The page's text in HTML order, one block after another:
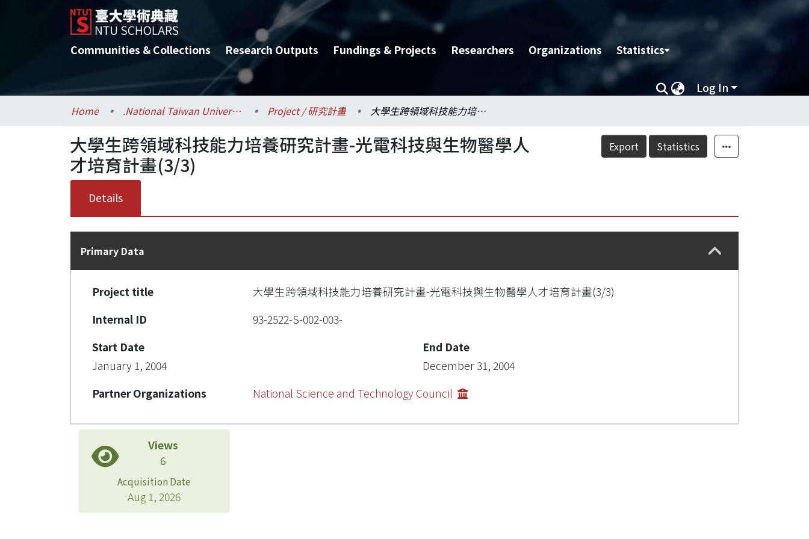
Communities & Collections Research Outputs Fundings & Projects Researchers Organizations Statistics
Log In
Home .National Taiwan University / 國立臺灣大學 Project / 研究計畫 大學生跨領域科技能力培養研究計畫-光電科技與生物醫學人才培育計畫(3/3)
Export Statistics
大學生跨領域科技能力培養研究計畫-光電科技與生物醫學人
才培育計畫(3/3)
Details
Primary Data
Project title
大學生跨領域科技能力培養研究計畫-光電科技與生物醫學人才培育計畫(3/3)
Internal ID
93-2522-S-002-003-
Start Date
January 1, 2004
End Date
December 31, 2004
Partner Organizations
National Science and Technology Council
Views
6
Acquisition Date
Aug 1, 2026